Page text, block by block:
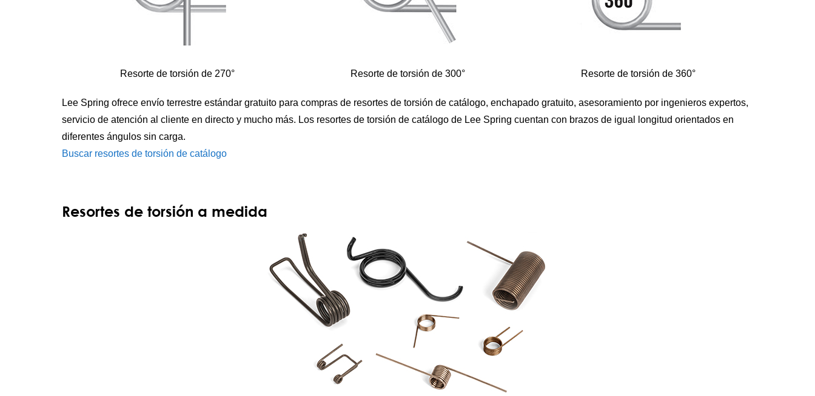
Resorte de torsión de 270° Resorte de torsión de 300° Resorte de torsión de 360°
Lee Spring ofrece envío terrestre estándar gratuito para compras de resortes de torsión de catálogo, enchapado gratuito, asesoramiento por ingenieros expertos,
servicio de atención al cliente en directo y mucho más. Los resortes de torsión de catálogo de Lee Spring cuentan con brazos de igual longitud orientados en
diferentes ángulos sin carga.
Buscar resortes de torsión de catálogo
Resortes de torsión a medida